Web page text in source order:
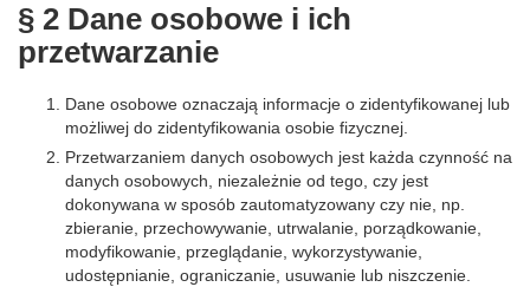
§ 2 Dane osobowe i ich
przetwarzanie
Dane osobowe oznaczają informacje o zidentyfikowanej lub
możliwej do zidentyfikowania osobie fizycznej.
Przetwarzaniem danych osobowych jest każda czynność na
danych osobowych, niezależnie od tego, czy jest
dokonywana w sposób zautomatyzowany czy nie, np.
zbieranie, przechowywanie, utrwalanie, porządkowanie,
modyfikowanie, przeglądanie, wykorzystywanie,
udostępnianie, ograniczanie, usuwanie lub niszczenie.